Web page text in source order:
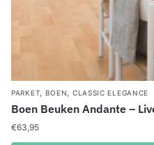
PARKET BOEN CLASSIC ELEGANCE
Boen Beuken Andante –
€63,95